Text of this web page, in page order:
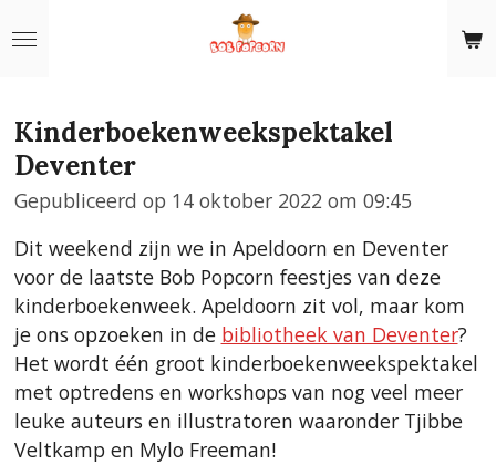
direct
hoofdinhoud
Kinderboekenweekspektakel
Deventer
Gepubliceerd op 14 oktober 2022 om 09:45
Dit weekend zijn we in Apeldoorn en Deventer
voor de laatste Bob Popcorn feestjes van deze
kinderboekenweek. Apeldoorn zit vol, maar kom
je ons opzoeken in de bibliotheek van Deventer?
Het wordt één groot kinderboekenweekspektakel
met optredens en workshops van nog veel meer
leuke auteurs en illustratoren waaronder Tjibbe
Veltkamp en Mylo Freeman!